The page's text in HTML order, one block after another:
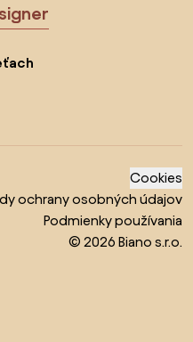
Cookies
ochrany osobných údajov
Podmienky používania
© 2026 Biano s.r.o.